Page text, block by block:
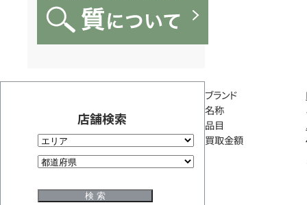
店舗検索
ブランド
名称
品目
買取金額